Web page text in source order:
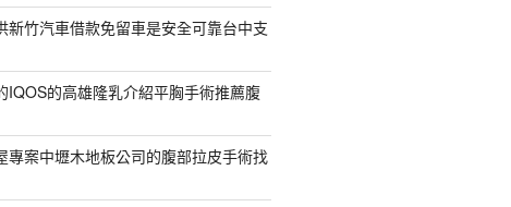
新竹汽車借款免留車是安全可靠台中支
IQOS的高雄隆乳介紹平胸手術推薦腹
專案中壢木地板公司的腹部拉皮手術找